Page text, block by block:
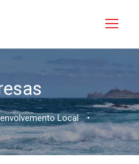
Local •